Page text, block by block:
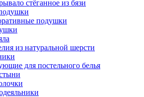
стёганное из бязи
подушки
из натуральной шерсти
для постельного белья